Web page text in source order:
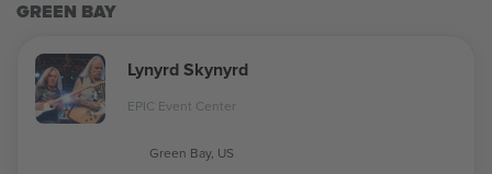
GREEN BAY
Lynyrd Skynyrd
EPIC Event Center
Green Bay, US